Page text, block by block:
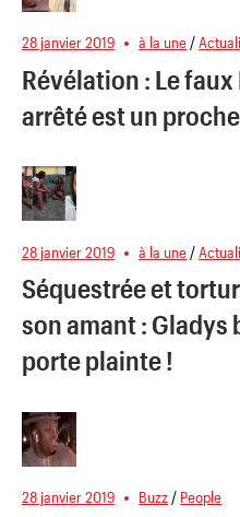
28 janvier 2019 à la une /
Révélation : Le
arrêté est un
28 janvier 2019 à la une /
Séquestrée et
son amant : Gladys
porte plainte !
28 janvier 2019 Buzz / People